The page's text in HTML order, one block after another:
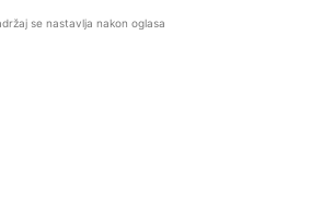
se nastavlja nakon oglasa